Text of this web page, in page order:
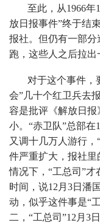
至此，从1966年
放日报事件”终于结
报社。但仍有一部
跑，这些人之后拉出
对于这个事件，
会”几十个红卫兵去
容是批评《解放日
小。“赤卫队”总部
又调十几万人游行
件严重扩大，报社
情况下，“工总司”才
时间，说12月3日潘
动，似乎这件事是“
二，“工总司”12月3